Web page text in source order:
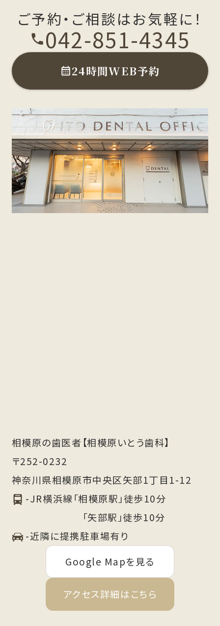
ご予約・ご相談はお気軽に！
042-851-4345
24時間WEB予約
相模原の歯医者【相模原いとう歯科】
〒252-0232
神奈川県相模原市中央区矢部1丁目1-12
-JR横浜線「相模原駅」徒歩10分
「矢部駅」徒歩10分
-近隣に提携駐車場有り
Google Mapを見る
アクセス詳細はこちら